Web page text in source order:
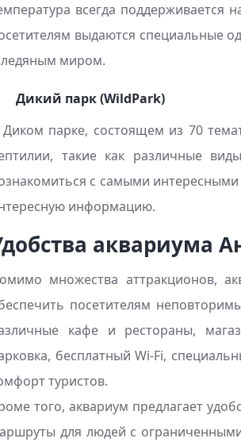
всегда поддерживается
выдаются специальные
миром.
Дикий парк (WildPark)
парке, состоящем из 70
такие как различные
с самыми
информацию.
аквариума
множества аттракционов,
посетителям
кафе и рестораны,
бесплатный Wi-Fi,
туристов.
того, аквариум предлагает
для людей с